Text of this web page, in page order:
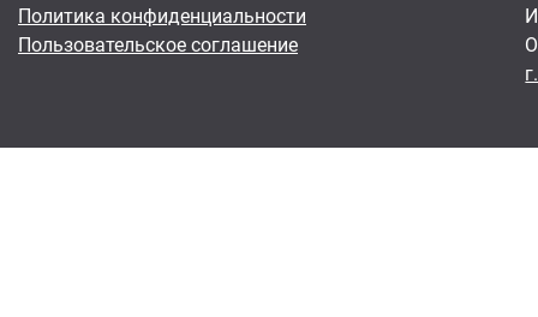
Политика конфиденциальности
Пользовательское соглашение